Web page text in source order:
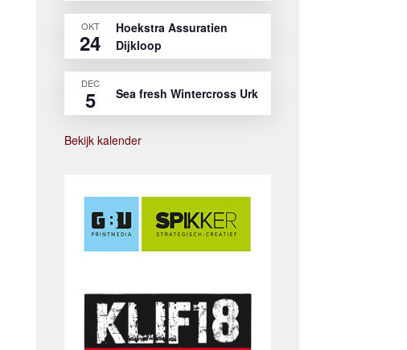
OKT
24
Hoekstra Assuratien
Dijkloop
DEC
5 Sea fresh Wintercross Urk
Bekijk kalender